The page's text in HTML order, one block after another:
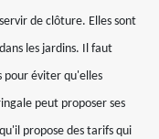
de clôture. Elles sont
les jardins. Il faut
pour éviter qu'elles
peut proposer ses
propose des tarifs qui